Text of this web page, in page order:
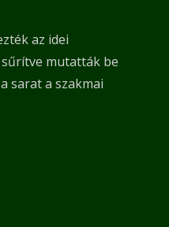
az idei
mutatták be
sarat a szakmai